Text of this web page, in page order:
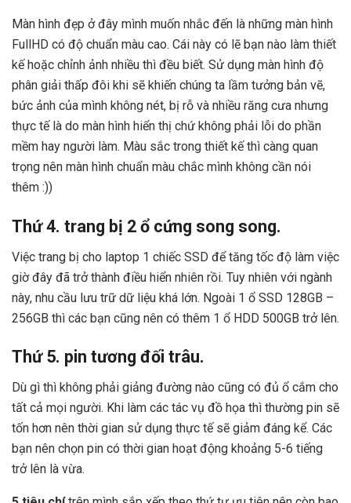
Màn hình đẹp ở đây mình muốn nhắc đến là những màn hình
FullHD có độ chuẩn màu cao. Cái này có lẽ bạn nào làm thiết
kế hoặc chỉnh ảnh nhiều thì đều biết. Sử dụng màn hình độ
phân giải thấp đôi khi sẽ khiến chúng ta lầm tưởng bản vẽ,
bức ảnh của mình không nét, bị rỗ và nhiều răng cưa nhưng
thực tế là do màn hình hiển thị chứ không phải lỗi do phần
mềm hay người làm. Màu sắc trong thiết kế thì càng quan
trọng nên màn hình chuẩn màu chắc mình không cần nói
thêm :))
Thứ 4. trang bị 2 ổ cứng song song.
Việc trang bị cho laptop 1 chiếc SSD để tăng tốc độ làm việc
giờ đây đã trở thành điều hiển nhiên rồi. Tuy nhiên với ngành
này, nhu cầu lưu trữ dữ liệu khá lớn. Ngoài 1 ổ SSD 128GB –
256GB thì các bạn cũng nên có thêm 1 ổ HDD 500GB trở lên.
Thứ 5. pin tương đối trâu.
Dù gì thì không phải giảng đường nào cũng có đủ ổ cắm cho
tất cả mọi người. Khi làm các tác vụ đồ họa thì thường pin sẽ
tốn hơn nên thời gian sử dụng thực tế sẽ giảm đáng kể. Các
bạn nên chọn pin có thời gian hoạt động khoảng 5-6 tiếng
trở lên là vừa.